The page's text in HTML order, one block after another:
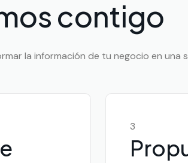
contigo
la información de tu negocio en una
3